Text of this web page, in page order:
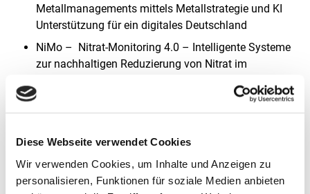
Diese Webseite verwendet Cookies
Wir verwenden Cookies, um Inhalte und Anzeigen zu
personalisieren, Funktionen für soziale Medien anbieten
Metallmanagements mittels Metallstrategie und KI
Unterstützung für ein digitales Deutschland
NiMo – Nitrat-Monitoring 4.0 – Intelligente Systeme
zur nachhaltigen Reduzierung von Nitrat im
ReCircE – Digital Lifecycle Record for the Circular
Stoffkreisläufen und Optimierung von
SustAIn – Sustainability Index for Artificial
Intelligence